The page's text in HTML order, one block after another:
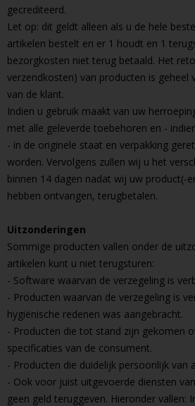
gecrediteerd.
Let op: dit geldt alleen als u de hele
artikelen bestelt en er 1 houdt en 1
bezorgkosten niet terug betaald. Het
verzendkosten) van producten is geheel
van de klant.
Indien u gebruik maakt van uw
met alle geleverde toebehoren en -
- in de originele staat en verpakking
worden. Vervolgens zullen wij u het
binnen 14 dagen nadat wij uw product(-
hebben ontvangen, terugbetalen.
Uitzonderingen
Sommige producten vallen onder de
artikelen kunt u niet terugsturen:
- Software waarvan de verzegeling is
- Producten waarvan de verzegeling is
hygiënische redenen was aangebracht.
- Producten die tot stand zijn gekomen
specificaties van de consument.
- Producten die duidelijk persoonlijk van
- Ook voor juist uitgevoerde diensten
geen geld teruggeven. Hieronder vallen: